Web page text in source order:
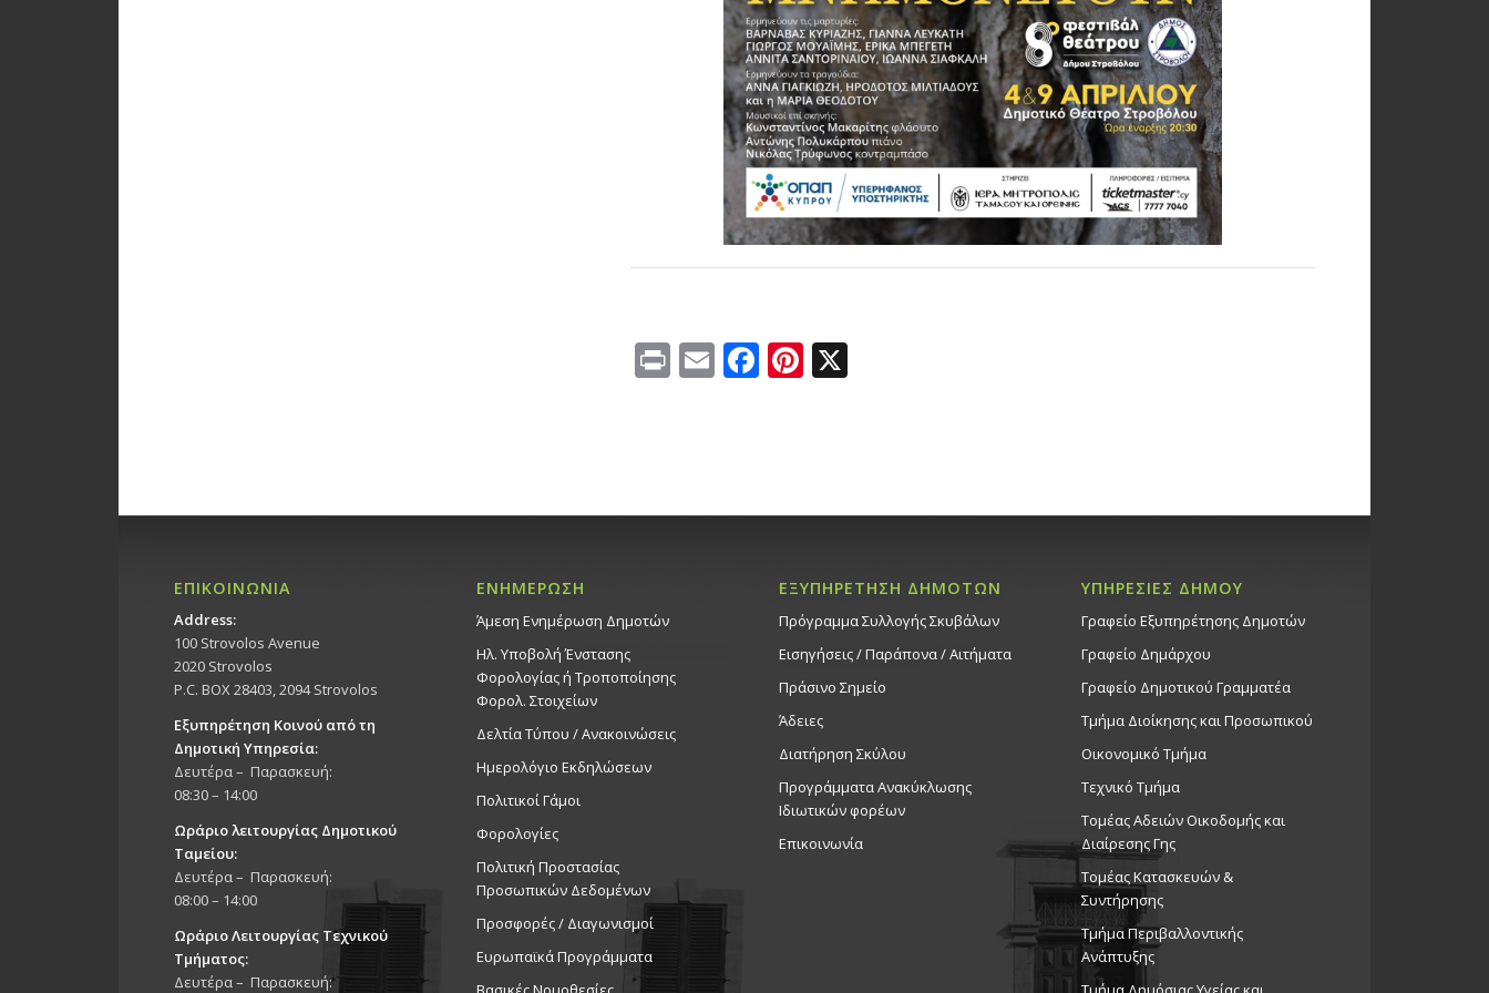
PrintEmailFacebook
Pinterest
ΕΠΙΚΟΙΝΩΝΙΑ
Address:
100 Strovolos Avenue
2020 Strovolos
P.C. BOX 28403, 2094 Strovolos
Εξυπηρέτηση Κοινού από τη
Δημοτική Υπηρεσία:
Δευτέρα – Παρασκευή:
08:30 – 14:00
Ωράριο λειτουργίας Δημοτικού
Ταμείου:
Δευτέρα – Παρασκευή:
08:00 – 14:00
Ωράριο Λειτουργίας Τεχνικού
Τμήματος:
Δευτέρα – Παρασκευή:
ΕΝΗΜΕΡΩΣΗ
Άμεση Ενημέρωση Δημοτών
Ηλ. Υποβολή Ένστασης
Φορολογίας ή Τροποποίησης
Φορολ. Στοιχείων
Δελτία Τύπου / Ανακοινώσεις
Ημερολόγιο Εκδηλώσεων
Πολιτικοί Γάμοι
Φορολογίες
Πολιτική Προστασίας
Προσωπικών Δεδομένων
Προσφορές / Διαγωνισμοί
Ευρωπαϊκά Προγράμματα
ΕΞΥΠΗΡΕΤΗΣΗ ΔΗΜΟΤΩΝ
Πρόγραμμα Συλλογής Σκυβάλων
Εισηγήσεις / Παράπονα / Αιτήματα
Πράσινο Σημείο
Άδειες
Διατήρηση Σκύλου
Προγράμματα Ανακύκλωσης
Ιδιωτικών φορέων
Επικοινωνία
ΥΠΗΡΕΣΙΕΣ ΔΗΜΟΥ
Γραφείο Εξυπηρέτησης Δημοτών
Γραφείο Δημάρχου
Γραφείο Δημοτικού Γραμματέα
Τμήμα Διοίκησης και Προσωπικού
Οικονομικό Τμήμα
Τεχνικό Τμήμα
Τομέας Αδειών Οικοδομής και
Διαίρεσης Γης
Τομέας Κατασκευών &
Συντήρησης
Τμήμα Περιβαλλοντικής
Ανάπτυξης